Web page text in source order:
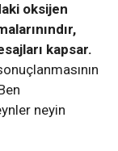
oksijen
kapsar.
neyin